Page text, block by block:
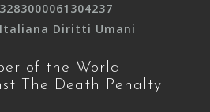
Italiana Diritti Umani
of the World
The Death Penalty